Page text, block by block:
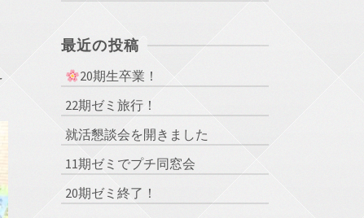
最近の投稿
20期生卒業！
22期ゼミ旅行！
就活懇談会を開きました
11期ゼミでプチ同窓会
20期ゼミ終了！